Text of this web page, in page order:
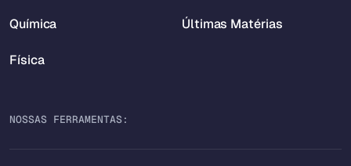
Química
Física
Últimas Matérias
NOSSAS FERRAMENTAS: